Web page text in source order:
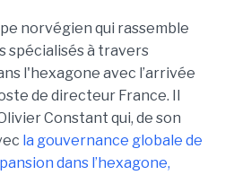
norvégien qui rassemble
spécialisés à travers
l'hexagone avec l’arrivée
de directeur France. Il
Constant qui, de son
la gouvernance globale de
dans l’hexagone,